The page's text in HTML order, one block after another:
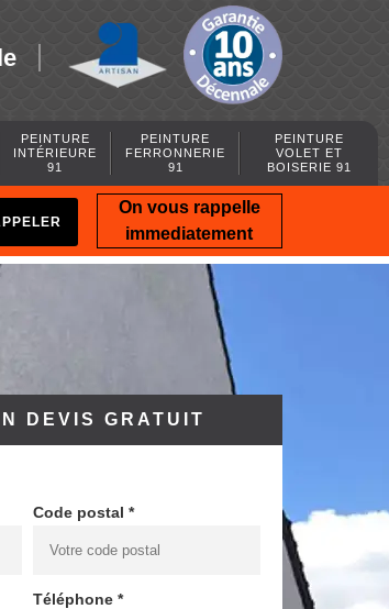
PEINTURE
INTÉRIEURE
91
PEINTURE
FERRONNERIE
91
PEINTURE
VOLET ET
BOISERIE 91
On vous rappelle
immediatement
DEVIS GRATUIT
Code postal *
Téléphone *